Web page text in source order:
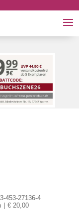
453-27136-4
€ 20,00